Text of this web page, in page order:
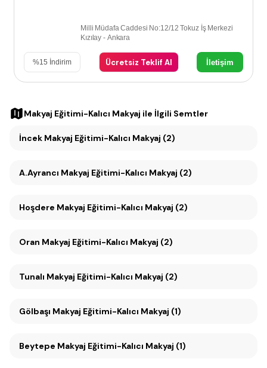
Milli Müdafa Caddesi No:12/12 Tokuz İş Merkezi
Kızılay - Ankara
%15 İndirim Ücretsiz Teklif Al İletişim
Makyaj Eğitimi-Kalıcı Makyaj ile İlgili Semtler
İncek Makyaj Eğitimi-Kalıcı Makyaj (2)
A.Ayrancı Makyaj Eğitimi-Kalıcı Makyaj (2)
Hoşdere Makyaj Eğitimi-Kalıcı Makyaj (2)
Oran Makyaj Eğitimi-Kalıcı Makyaj (2)
Tunalı Makyaj Eğitimi-Kalıcı Makyaj (2)
Gölbaşı Makyaj Eğitimi-Kalıcı Makyaj (1)
Beytepe Makyaj Eğitimi-Kalıcı Makyaj (1)